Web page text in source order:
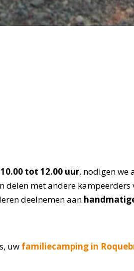
10.00 tot 12.00 uur, nodigen we
delen met andere
deelnemen aan
uw familiecamping in